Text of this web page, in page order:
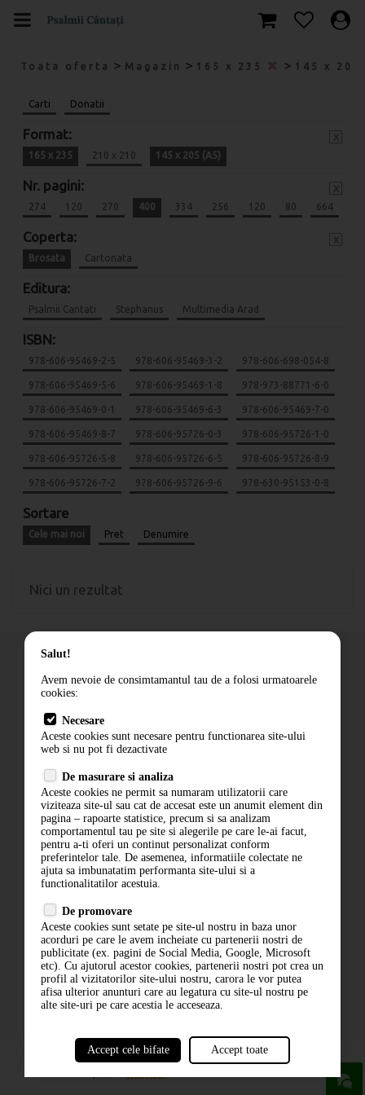
Toata oferta > Magazin > 165 x 235 > 145 x
Carti Donatii
Format:
165 x 235 210 x 210 145 x 205 (A5)
Nr. pagini:
274 120 270 400 334 256 120 80 664
Coperta:
Brosata Cartonata
Editura:
Psalmii Cantati Stephanus Multimedia Arad
ISBN:
978-606-95469-2-5 978-606-95469-3-2 978-606-698-054-8
978-606-95469-5-6 978-606-95469-1-8 978-973-88771-6-0
978-606-95469-0-1 978-606-95469-6-3 978-606-95469-7-0
978-606-95469-8-7 978-606-95726-0-3 978-606-95726-1-0
978-606-95726-5-8 978-606-95726-6-5 978-606-95726-8-9
978-606-95726-7-2 978-606-95726-9-6 978-630-95153-0-8
Sortare
Cele mai noi Pret Denumire
Nici un rezultat
Cum comand
Livrare
Contact
Politica de confidentialitate
ANPC
ABONARE LA NEWSLETTER
ABONARE
Salut!
Avem nevoie de consimtamantul tau de a folosi urmatoarele
cookies:
Necesare
Aceste cookies sunt necesare pentru functionarea site-ului
web si nu pot fi dezactivate
De masurare si analiza
Aceste cookies ne permit sa numaram utilizatorii care
viziteaza site-ul sau cat de accesat este un anumit element din
pagina – rapoarte statistice, precum si sa analizam
comportamentul tau pe site si alegerile pe care le-ai facut,
pentru a-ti oferi un continut personalizat conform
preferintelor tale. De asemenea, informatiile colectate ne
ajuta sa imbunatatim performanta site-ului si a
functionalitatilor acestuia.
De promovare
Aceste cookies sunt setate pe site-ul nostru in baza unor
acorduri pe care le avem incheiate cu partenerii nostri de
publicitate (ex. pagini de Social Media, Google, Microsoft
etc). Cu ajutorul acestor cookies, partenerii nostri pot crea un
profil al vizitatorilor site-ului nostru, carora le vor putea
afisa ulterior anunturi care au legatura cu site-ul nostru pe
alte site-uri pe care acestia le acceseaza.
Accept cele bifate Accept toate